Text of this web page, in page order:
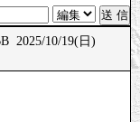
2025/10/19(日)